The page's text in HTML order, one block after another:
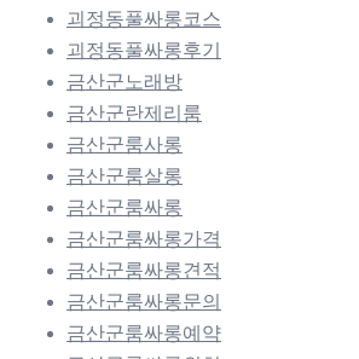
괴정동풀싸롱코스
괴정동풀싸롱후기
금산군노래방
금산군란제리룸
금산군룸사롱
금산군룸살롱
금산군룸싸롱
금산군룸싸롱가격
금산군룸싸롱견적
금산군룸싸롱문의
금산군룸싸롱예약